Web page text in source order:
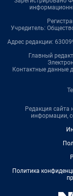
Учредитель:
Адрес редакции:
Главный
Контактные данные
Редакция сайта
информации,
Политика